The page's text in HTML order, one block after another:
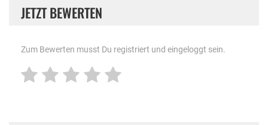
JETZT BEWERTEN
Zum Bewerten musst Du registriert und eingeloggt sein.